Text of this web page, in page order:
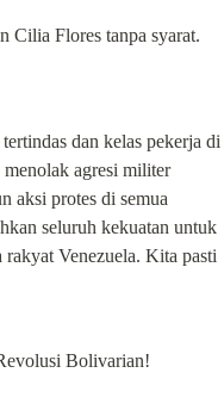
Cilia Flores tanpa syarat.
dan kelas pekerja di
agresi militer
aksi protes di semua
seluruh kekuatan untuk
rakyat Venezuela. Kita pasti
Bolivarian!